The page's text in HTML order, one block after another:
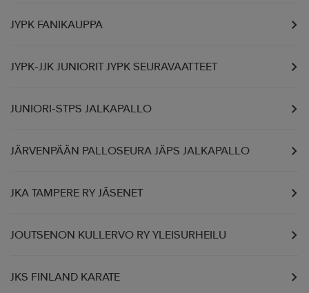
JYPK FANIKAUPPA
JYPK-JJK JUNIORIT JYPK SEURAVAATTEET
JUNIORI-STPS JALKAPALLO
JÄRVENPÄÄN PALLOSEURA JÄPS JALKAPALLO
JKA TAMPERE RY JÄSENET
JOUTSENON KULLERVO RY YLEISURHEILU
JKS FINLAND KARATE